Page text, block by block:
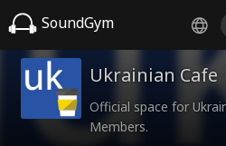
SoundGym
Ukrainian Cafe
Official space for
Members.